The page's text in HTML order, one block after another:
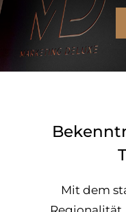
Mit dem